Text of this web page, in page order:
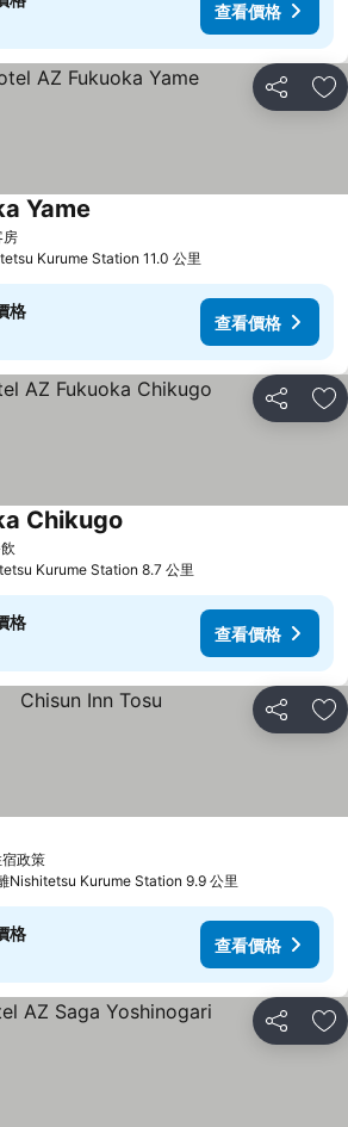
查看價格
分享 放
房查看價格
Yame
Kurume Station 11.0 公里
格
查看價格
分享 放
查看價格
Chikugo
Kurume Station 8.7 公里
格
查看價格
分享 放
政策查看價格
看價格
Nishitetsu Kurume Station 9.9 公里
格
查看價格
分享 放